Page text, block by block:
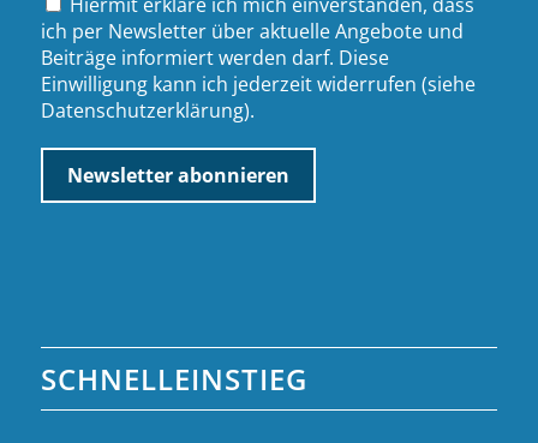
ich per Newsletter über aktuelle Angebote und
Beiträge informiert werden darf. Diese
Einwilligung kann ich jederzeit widerrufen (siehe
Datenschutzerklärung).
SCHNELLEINSTIEG